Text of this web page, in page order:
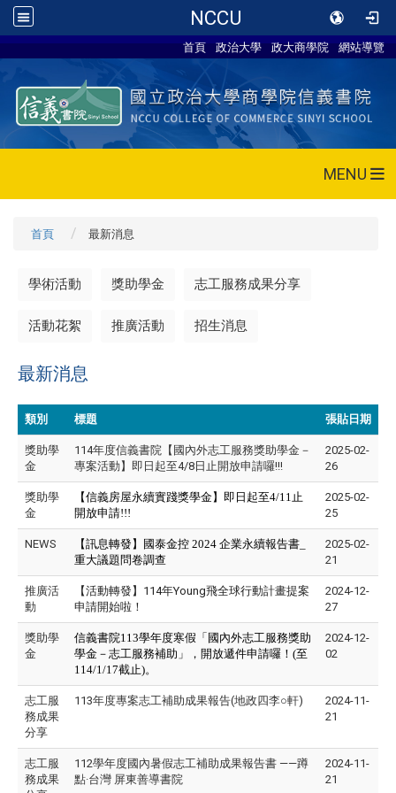
NCCU
首頁 政治大學 政大商學院 網站導覽
MENU
首頁 最新消息
學術活動 獎助學金 志工服務成果分享
活動花絮 推廣活動 招生消息
最新消息
類別 標題 張貼日期
獎助學
金
114年度信義書院【國內外志工服務獎助學金－
專案活動】即日起至4/8日止開放申請囉!!!
2025-02-
26
獎助學
金
【信義房屋永續實踐獎學金】即日起至4/11止
開放申請!!!
2025-02-
25
NEWS
【訊息轉發】國泰金控 2024 企業永續報告書_
重大議題問卷調查
2025-02-
21
推廣活
動
【活動轉發】 114年Young飛全球行動計畫提案
申請開始啦！
2024-12-
27
獎助學
金
信義書院113學年度寒假「國內外志工服務獎助
學金－志工服務補助」，開放遞件申請囉！(至
114/1/17截止)。
2024-12-
02
志工服
務成果
分享
113年度專案志工補助成果報告(地政四李○軒)
2024-11-
21
志工服
務成果
112學年度國內暑假志工補助成果報告書 ——蹲
點·台灣 屏東善導書院
2024-11-
21